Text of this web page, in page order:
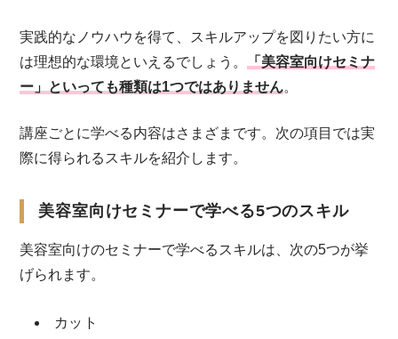
実践的なノウハウを得て、スキルアップを図りたい方に
は理想的な環境といえるでしょう。
「美容室向けセミナ
ー」といっても種類は1つではありません。
講座ごとに学べる内容はさまざまです。次の項目では実
際に得られるスキルを紹介します。
美容室向けセミナーで学べる5つのスキル
美容室向けのセミナーで学べるスキルは、次の5つが挙
げられます。
カット